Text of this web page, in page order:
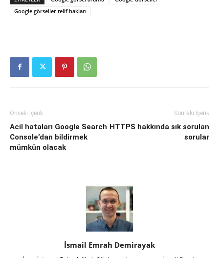
Google görseller telif hakları
Önceki İçerik
Acil hataları Google Search
Console’dan bildirmek
mümkün olacak
Sonraki İçerik
HTTPS hakkında sık sorulan
sorular
İsmail Emrah Demirayak